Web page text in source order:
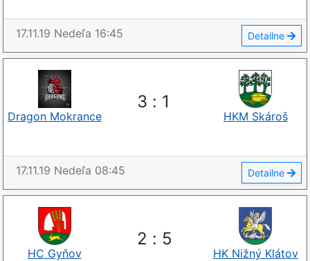
17.11.19 Nedeľa 16:45 Detailne
3 : 1
Dragon Mokrance HKM Skároš
17.11.19 Nedeľa 08:45 Detailne
2 : 5
HC Gyňov HK Nižný Klátov